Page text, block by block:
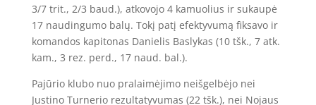
3/7 trit., 2/3 baud.), atkovojo 4 kamuolius ir sukaupė
17 naudingumo balų. Tokį patį efektyvumą fiksavo ir
komandos kapitonas Danielis Baslykas (10 tšk., 7 atk.
kam., 3 rez. perd., 17 naud. bal.).
Pajūrio klubo nuo pralaimėjimo neišgelbėjo nei
Justino Turnerio rezultatyvumas (22 tšk.), nei Nojaus